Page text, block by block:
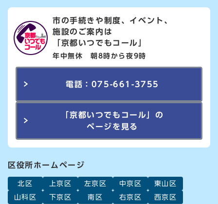
市の手続きや制度、イベント、
施設のご案内は
「京都いつでもコール」
年中無休 朝8時から夜9時
電話：075-661-3755
「京都いつでもコール」の
ページを見る
区役所ホームページ
北区 上京区 左京区 中京区
東山区
山科区
下京区 南区 右京区
西京区